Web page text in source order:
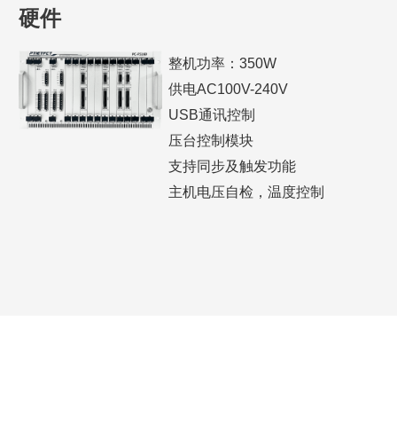
硬件
整机功率：350W
供电AC100V-240V
USB通讯控制
压台控制模块
支持同步及触发功能
主机电压自检，温度控制